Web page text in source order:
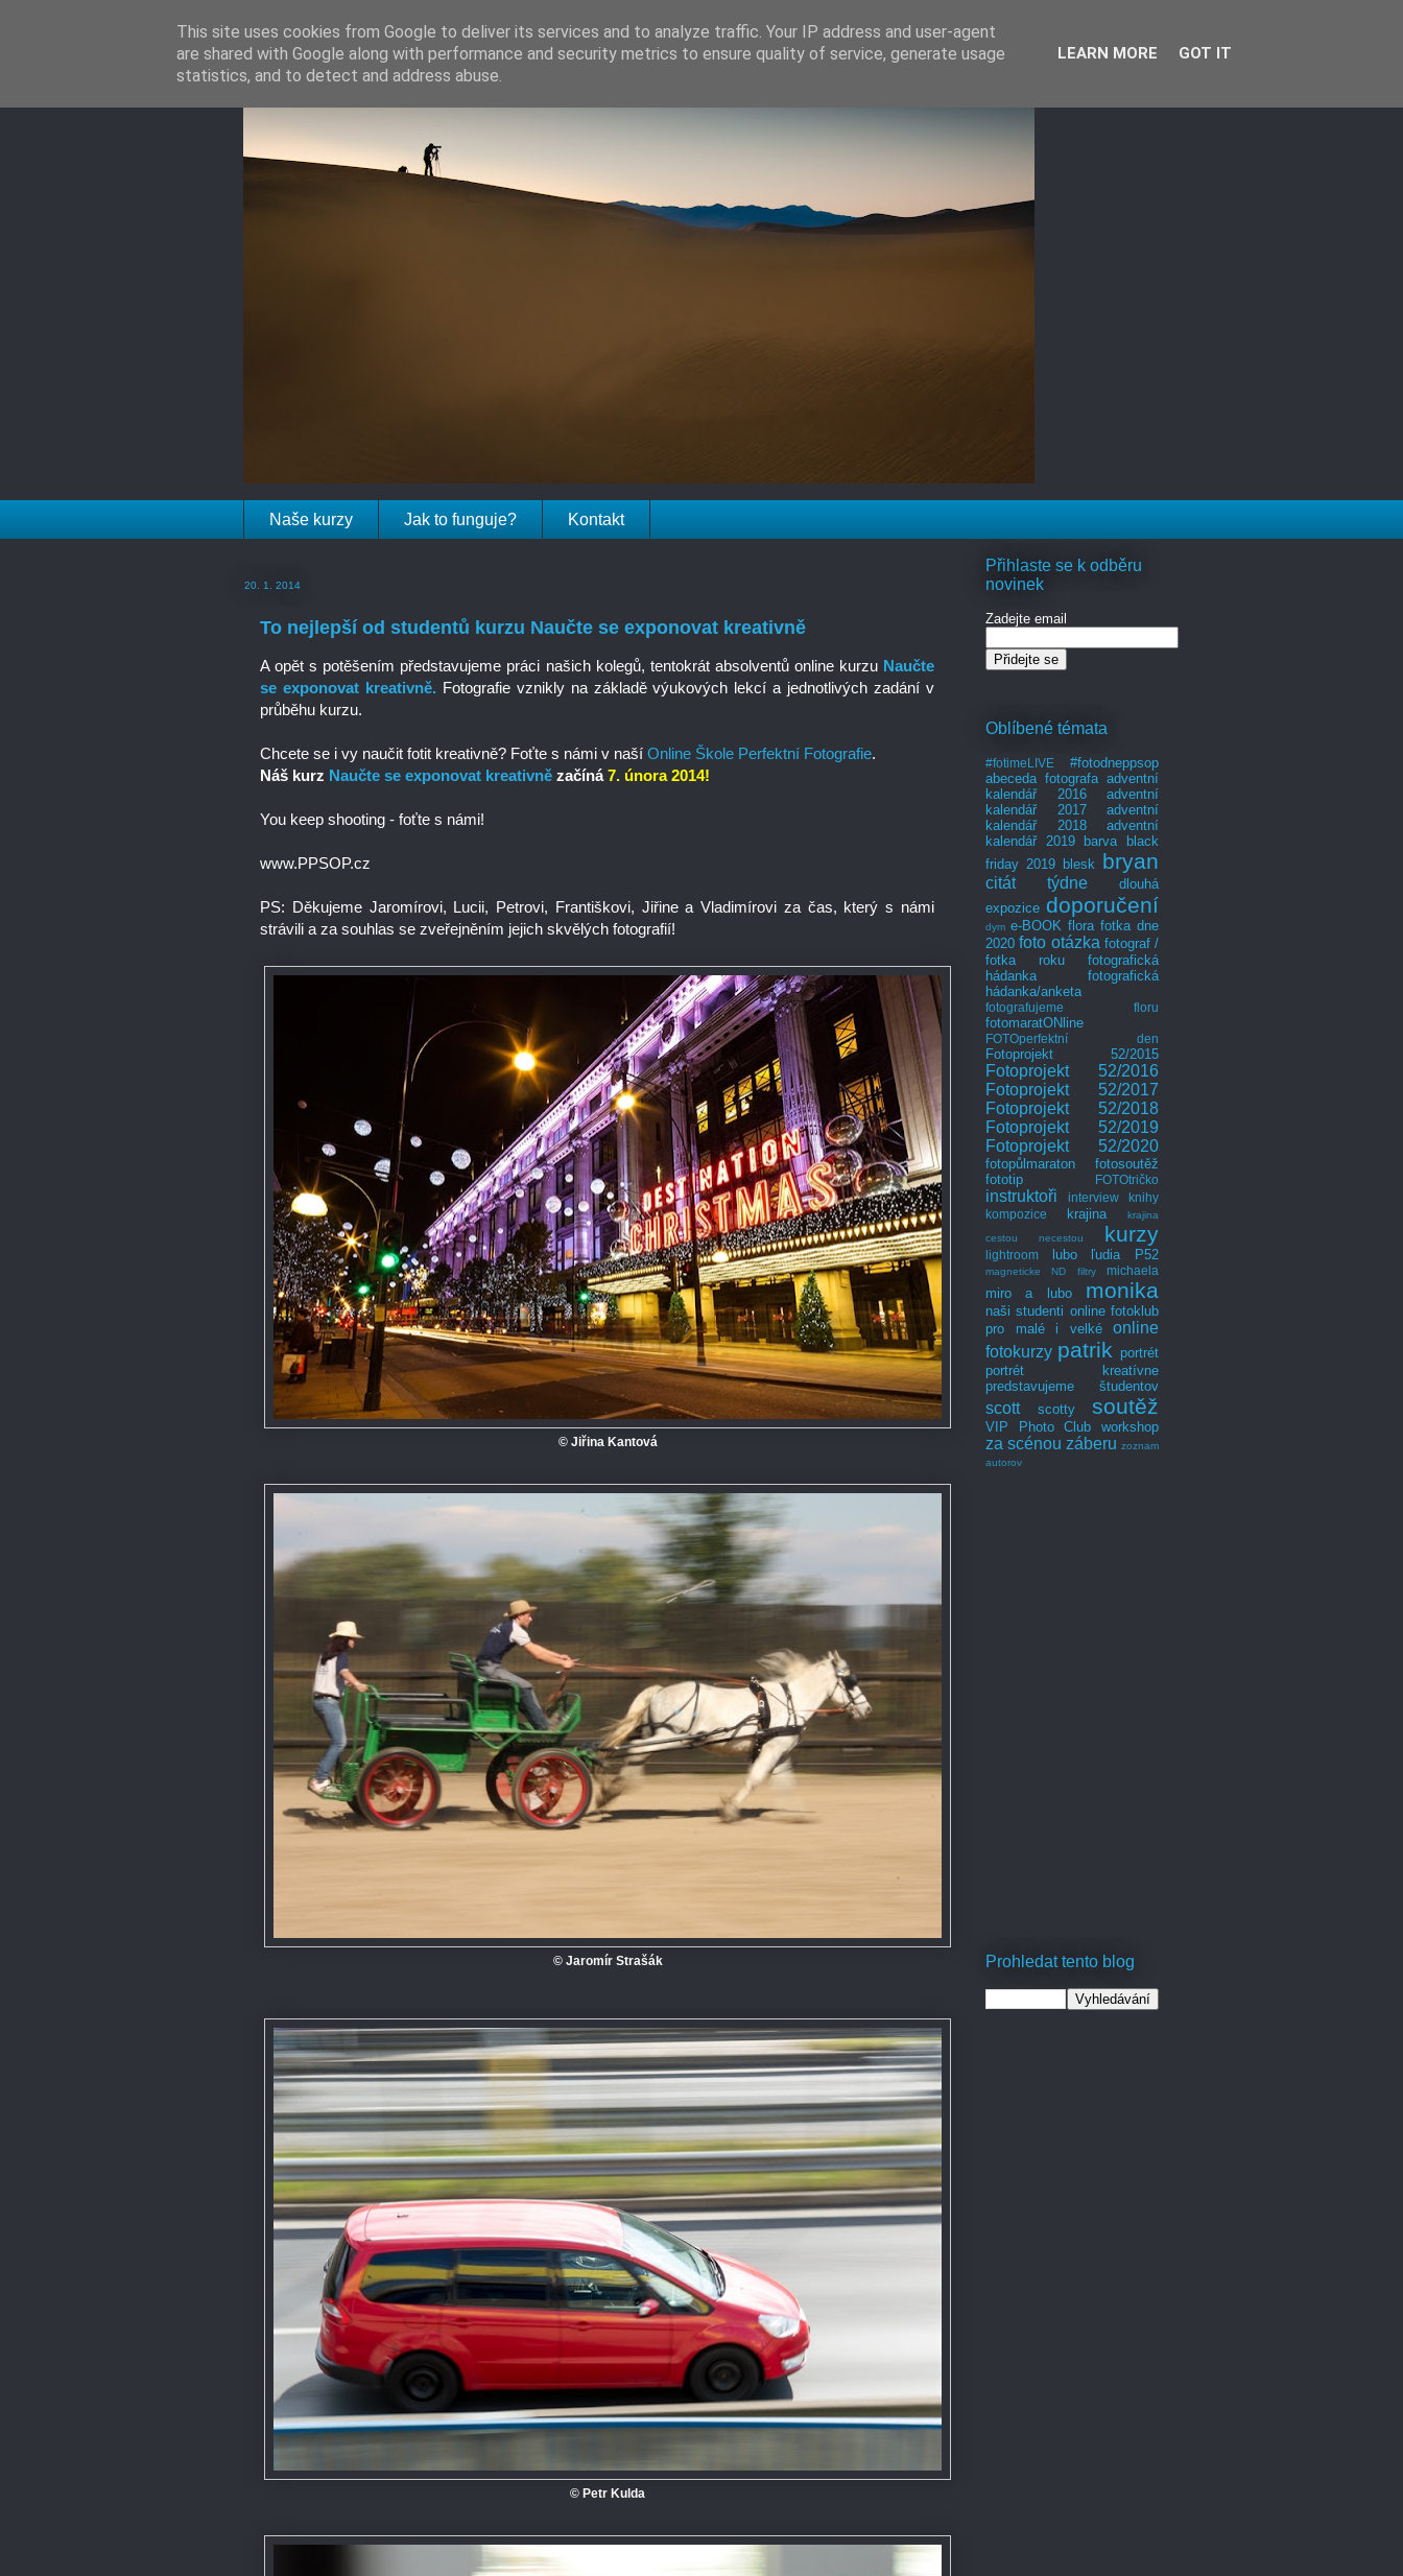
Naše kurzy Jak to funguje? Kontakt
20. 1. 2014
To nejlepší od studentů kurzu Naučte se exponovat kreativně
A opět s potěšením představujeme práci našich kolegů, tentokrát absolventů online kurzu Naučte
se exponovat kreativně.Fotografie vznikly na základě výukových lekcí a jednotlivých zadání v
průběhu kurzu.
Chcete se i vy naučit fotit kreativně? Foťte s námi v naší Online Škole Perfektní Fotografie.
Náš kurz Naučte se exponovat kreativně začíná7. února 2014!
You keep shooting - foťte s námi!
www.PPSOP.cz
PS: Děkujeme Jaromírovi, Lucii, Petrovi, Františkovi, Jiřine a Vladimírovi za čas, který s námi
strávili a za souhlas se zveřejněním jejich skvělých fotografií!
© Jiřina Kantová
© Jaromír Strašák
© Petr Kulda
Přihlaste se k odběru
novinek
Zadejte email
Oblíbené témata
#fotimeLIVE
#fotodneppsop
abeceda fotografa adventní
kalendář 2016
adventní
kalendář 2017
adventní
kalendář 2018
adventní
kalendář 2019
barva
black
friday 2019 blesk bryan
citát týdne
dlouhá
expozice doporučení
dym e-BOOK flora fotka dne
2020 foto otázka fotograf /
fotka roku
fotografická
hádanka
fotografická
hádanka/anketa
fotografujeme floru
fotomaratONline
FOTOperfektní den
Fotoprojekt 52/2015
Fotoprojekt 52/2016
Fotoprojekt 52/2017
Fotoprojekt 52/2018
Fotoprojekt 52/2019
Fotoprojekt 52/2020
fotopůlmaraton
fotosoutěž
fototip
FOTOtričko
instruktoři interview
knihy
kompozice
krajina
krajina
cestou necestou
kurzy
lightroom lubo ľudia P52
magneticke ND filtry michaela
miro a lubo monika
naši studenti online fotoklub
pro malé i velké
online
fotokurzy patrik portrét
portrét kreatívne
predstavujeme študentov
scott scotty soutěž
VIP Photo Club workshop
za scénou záberu zoznam
autorov
Prohledat tento blog
This site uses cookies from Google to deliver its services and to analyze traffic. Your IP address and user-agent
are shared with Google along with performance and security metrics to ensure quality of service, generate usage
statistics, and to detect and address abuse.
LEARN MORE GOT IT